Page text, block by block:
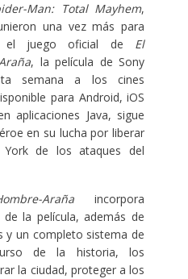
Man: Total Mayhem,
una vez más para
el juego oficial de El
, la película de Sony
semana a los cines
para Android, iOS
aplicaciones Java, sigue
en su lucha por liberar
de los ataques del
Araña incorpora
la película, además de
y un completo sistema de
de la historia, los
la ciudad, proteger a los